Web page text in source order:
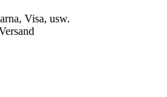
Visa, usw.